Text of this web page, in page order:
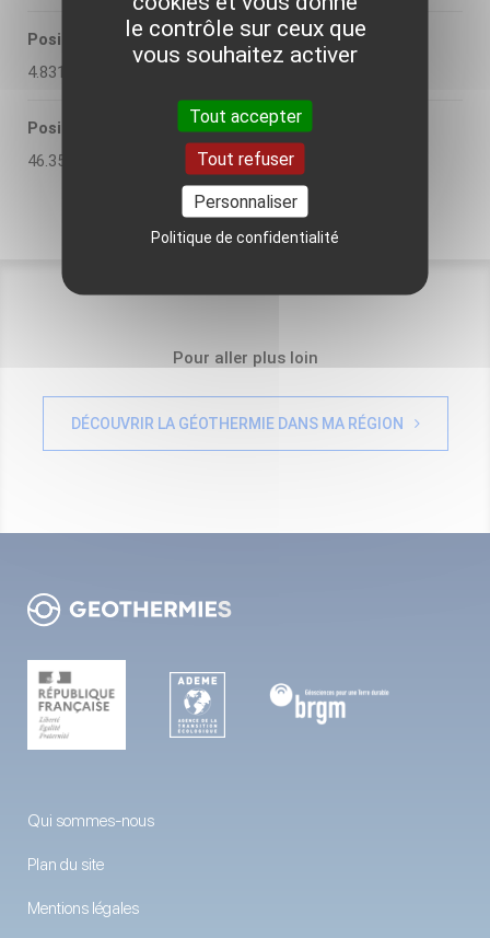
Position X
4.831900
Position Y
46.359700
Pour aller plus loin
DÉCOUVRIR LA GÉOTHERMIE DANS MA RÉGION
Qui sommes-nous
Plan du site
Mentions légales
le contrôle sur ceux que
vous souhaitez activer
Tout accepter
Tout refuser
Personnaliser
Politique de confidentialité